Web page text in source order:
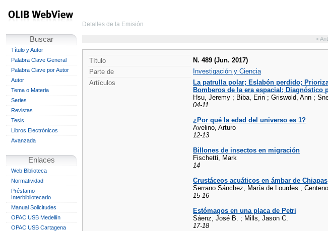
Buscar
Título y Autor
Palabra Clave General
Palabra Clave por Autor
Autor
Tema o Materia
Series
Revistas
Tesis
Libros Electrónicos
Avanzada
Enlaces
Web Biblioteca
Normatividad
Préstamo
Interbibliotecario
Manual Solicitudes
OPAC USB Medellín
OPAC USB Cartagena
Detalles de la Emisión
< Ant.
Título N. 489 (Jun. 2017)
Parte de
Investigación y Ciencia
Artículos
La patrulla polar; Eslabón perdido;
Bomberos de la era espacial;
Hsu, Jeremy ; Biba, Erin ; Griswold, Ann ;
04-11
¿Por qué la edad del universo es 1?
Avelino, Arturo
12-13
Billones de insectos en migración
Fischetti, Mark
14
Crustáceos acuáticos en ámbar de Chiapas
Serrano Sánchez, María de Lourdes ;
15-16
Estómagos en una placa de Petri
Sáenz, José B. ; Mills, Jason C.
17-18